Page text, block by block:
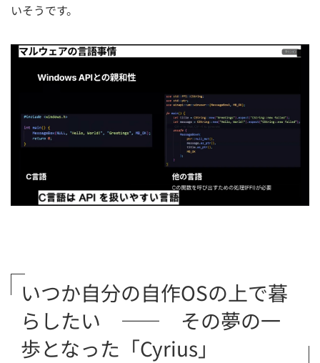
いそうです。
いつか自分の自作OSの上で暮
らしたい ―― その夢の一
歩となった「Cyrius」